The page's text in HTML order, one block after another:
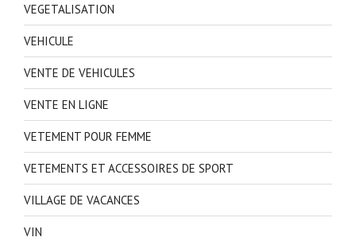
VEGETALISATION
VEHICULE
VENTE DE VEHICULES
VENTE EN LIGNE
VETEMENT POUR FEMME
VETEMENTS ET ACCESSOIRES DE SPORT
VILLAGE DE VACANCES
VIN